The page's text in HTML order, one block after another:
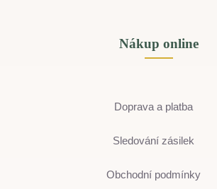
Nákup online
Doprava a platba
Sledování zásilek
Obchodní podmínky